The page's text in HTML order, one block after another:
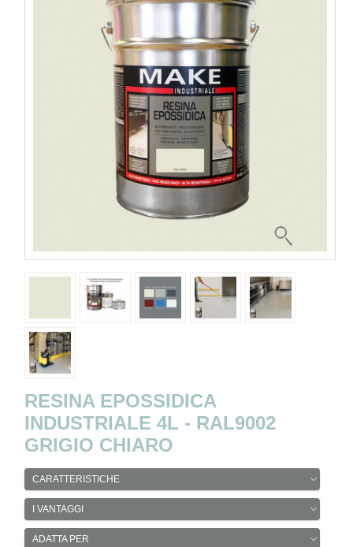
RESINA EPOSSIDICA
INDUSTRIALE 4L - RAL9002
GRIGIO CHIARO
CARATTERISTICHE
I VANTAGGI
ADATTA PER